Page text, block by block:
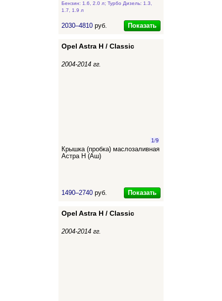
Бензин: 1.6, 2.0 л; Турбо Дизель: 1.3,
1.7, 1.9 л
2030–4810 руб. Показать
Opel Astra H / Classic
2004-2014 гг.
1/9
Крышка (пробка) маслозаливная
Астра Н (Аш)
1490–2740 руб. Показать
Opel Astra H / Classic
2004-2014 гг.